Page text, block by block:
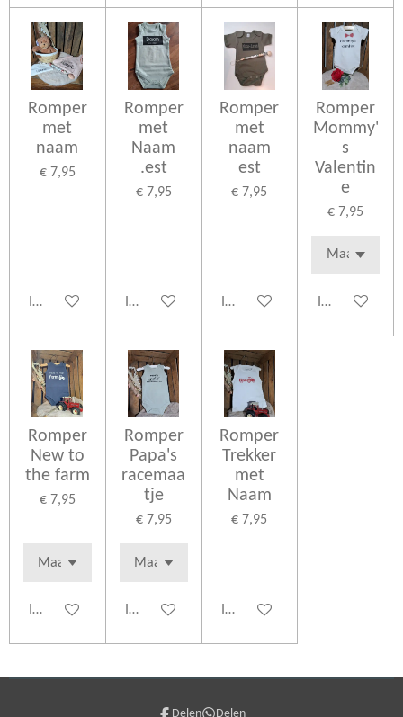
Romper
met
naam
€ 7,95
In winkelwagen
Romper
met
Naam
.est
€ 7,95
In winkelwagen
Romper
met
naam
est
€ 7,95
In winkelwagen
Romper
Mommy'
s
Valentin
e
€ 7,95
In
Romper
New to
the farm
€ 7,95
In winkelwagen
Romper
Papa's
racemaa
tje
€ 7,95
In winkelwagen
Romper
Trekker
met
Naam
€ 7,95
In winkelwagen
Delen Delen